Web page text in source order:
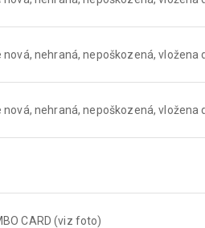
nová, nehraná, nepoškozená, vložena
nová, nehraná, nepoškozená, vložena
CARD (viz foto)